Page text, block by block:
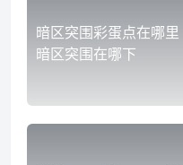
暗区突围彩蛋点在哪里
暗区突围在哪下